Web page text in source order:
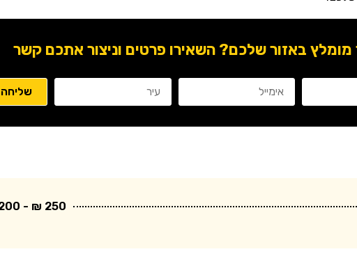
באזור שלכם? השאירו פרטים וניצור אתכם קשר
250 ₪ - 200 ₪